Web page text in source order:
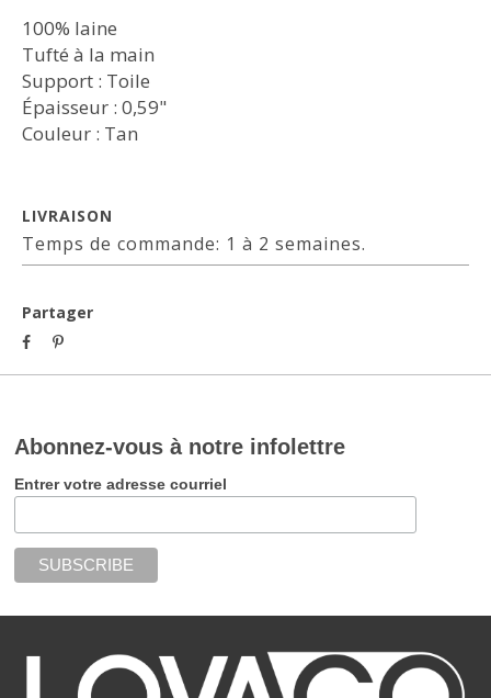
100% laine
Tufté à la main
Support : Toile
Épaisseur : 0,59"
Couleur : Tan
LIVRAISON
Temps de commande: 1 à 2 semaines.
Partager
Abonnez-vous à notre infolettre
Entrer votre adresse courriel